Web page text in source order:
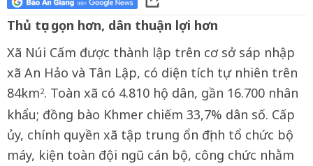
Thủ tục gọn hơn, dân thuận lợi hơn
Xã Núi Cấm được thành lập trên cơ sở sáp nhập
xã An Hảo và Tân Lập, có diện tích tự nhiên trên
84km2. Toàn xã có 4.810 hộ dân, gần 16.700 nhân
khẩu; đồng bào Khmer chiếm 33,7% dân số. Cấp
ủy, chính quyền xã tập trung ổn định tổ chức bộ
máy, kiện toàn đội ngũ cán bộ, công chức nhằm